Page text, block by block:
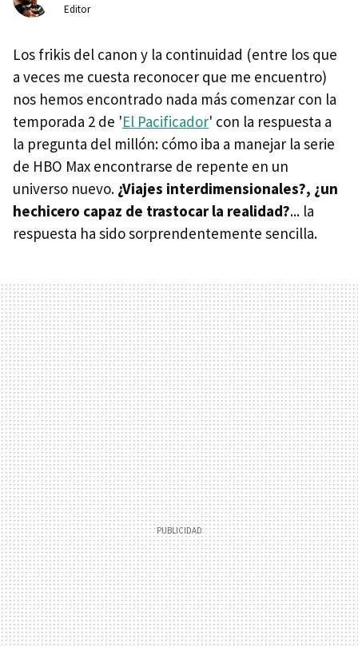
Editor
Los frikis del canon y la continuidad (entre los que
a veces me cuesta reconocer que me encuentro)
nos hemos encontrado nada más comenzar con la
temporada 2 de 'El Pacificador' con la respuesta a
la pregunta del millón: cómo iba a manejar la serie
de HBO Max encontrarse de repente en un
universo nuevo. ¿Viajes interdimensionales?, ¿un
hechicero capaz de trastocar la realidad?... la
respuesta ha sido sorprendentemente sencilla.